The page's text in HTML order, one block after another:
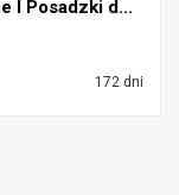
l Posadzki d...
172 dni